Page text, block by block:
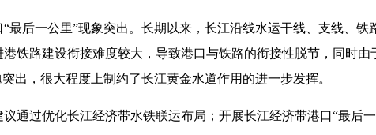
最后一公里”现象突出。长期以来，长江沿线水运干线、支线、
铁路建设衔接难度较大，导致港口与铁路的衔接性脱节，同时
出，很大程度上制约了长江黄金水道作用的进一步发挥。
通过优化长江经济带水铁联运布局；开展长江经济带港口“最后